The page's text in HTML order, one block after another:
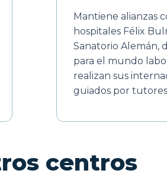
Mantiene alianzas
hospitales Félix
Sanatorio Alemán,
para el mundo
realizan sus
guiados por
centros